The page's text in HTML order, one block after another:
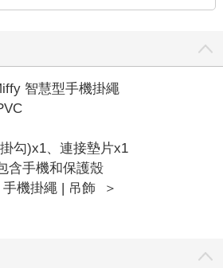
智慧型手機掛繩
勾)x1、連接墊片x1
含手機和保護殼
手機掛繩 | 吊飾
＞